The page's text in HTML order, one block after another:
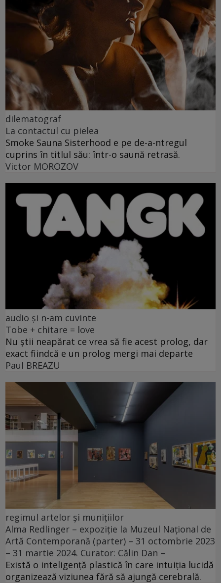
dilematograf
La contactul cu pielea
Smoke Sauna Sisterhood e pe de-a-ntregul
cuprins în titlul său: într-o saună retrasă.
Victor MOROZOV
audio și n-am cuvinte
Tobe + chitare = love
Nu știi neapărat ce vrea să fie acest prolog, dar
exact fiindcă e un prolog mergi mai departe
Paul BREAZU
regimul artelor și munițiilor
Alma Redlinger – expoziție la Muzeul Național de
Artă Contemporană (parter) – 31 octombrie 2023
– 31 martie 2024. Curator: Călin Dan –
Există o inteligență plastică în care intuiția lucidă
organizează viziunea fără să ajungă cerebrală.